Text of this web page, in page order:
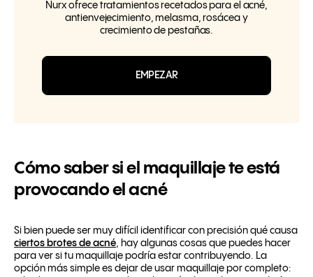
Nurx ofrece tratamientos recetados para el acné,
antienvejecimiento, melasma, rosácea y
crecimiento de pestañas.
EMPEZAR
Cómo saber si el maquillaje te está
provocando el acné
Si bien puede ser muy difícil identificar con precisión qué causa
ciertos brotes de acné, hay algunas cosas que puedes hacer
para ver si tu maquillaje podría estar contribuyendo. La
opción más simple es dejar de usar maquillaje por completo: